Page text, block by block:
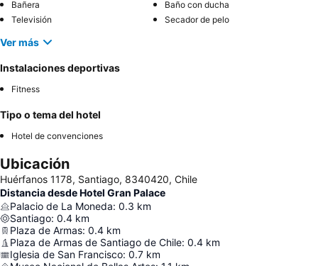
Bañera
Baño con ducha
Televisión
Secador de pelo
Ver más
Instalaciones deportivas
Fitness
Tipo o tema del hotel
Hotel de convenciones
Ubicación
Huérfanos 1178, Santiago, 8340420, Chile
Distancia desde Hotel Gran Palace
Palacio de La Moneda: 0.3 km
Santiago: 0.4 km
Plaza de Armas: 0.4 km
Plaza de Armas de Santiago de Chile: 0.4 km
Iglesia de San Francisco: 0.7 km